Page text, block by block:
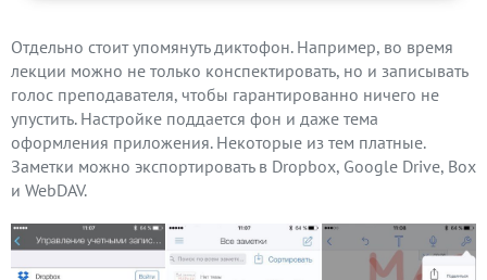
Отдельно стоит упомянуть диктофон. Например, во время
лекции можно не только конспектировать, но и записывать
голос преподавателя, чтобы гарантированно ничего не
упустить. Настройке поддается фон и даже тема
оформления приложения. Некоторые из тем платные.
Заметки можно экспортировать в Dropbox, Google Drive, Box
и WebDAV.